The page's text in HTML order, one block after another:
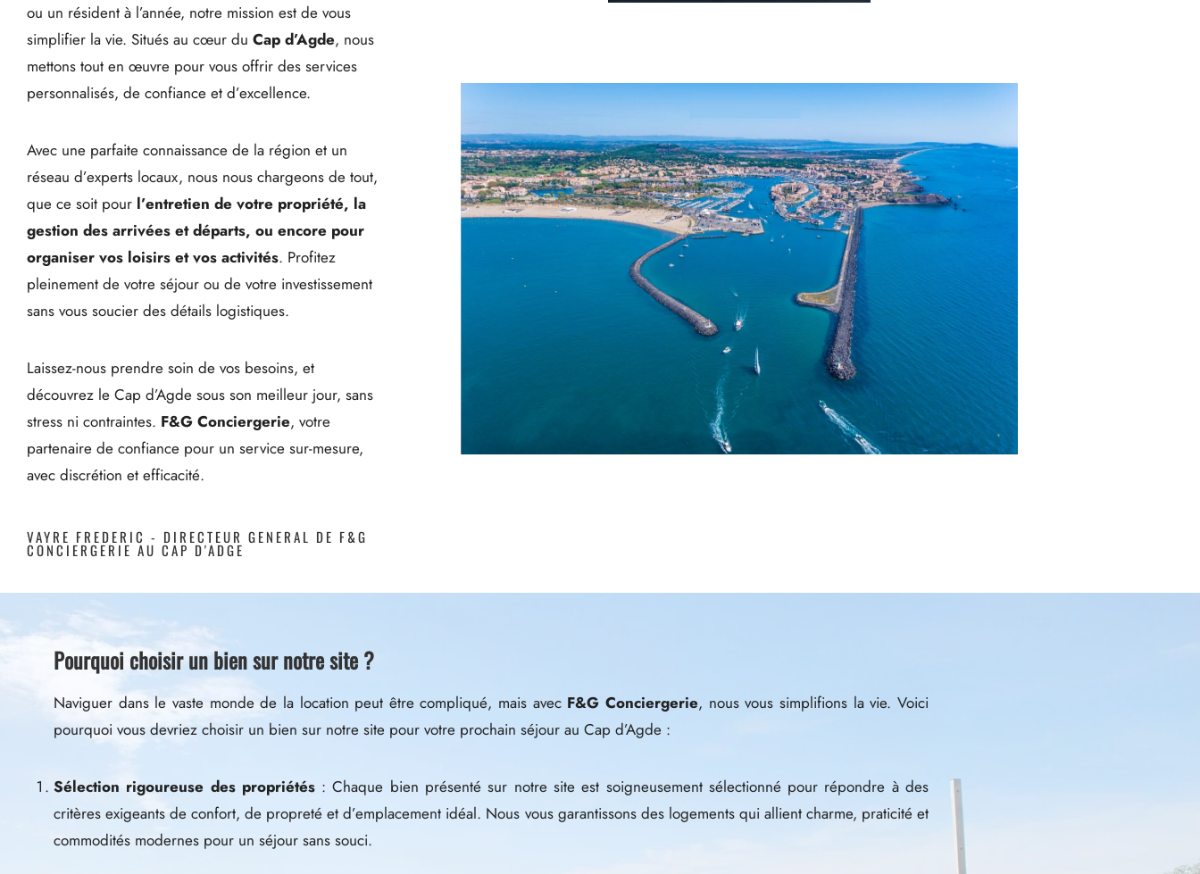
ou un résident à l’année, notre mission est de vous
simplifier la vie. Situés au cœur du Cap d’Agde, nous
mettons tout en œuvre pour vous offrir des services
personnalisés, de confiance et d’excellence.
Avec une parfaite connaissance de la région et un
réseau d’experts locaux, nous nous chargeons de tout,
que ce soit pour l’entretien de votre propriété, la
gestion des arrivées et départs, ou encore pour
organiser vos loisirs et vos activités. Profitez
pleinement de votre séjour ou de votre investissement
sans vous soucier des détails logistiques.
Laissez-nous prendre soin de vos besoins, et
découvrez le Cap d’Agde sous son meilleur jour, sans
stress ni contraintes. F&G Conciergerie, votre
partenaire de confiance pour un service sur-mesure,
avec discrétion et efficacité.
VAYRE FREDERIC - DIRECTEUR GENERAL DE F&G
CONCIERGERIE AU CAP D'ADGE
Pourquoi choisir un bien sur notre site ?
Naviguer dans le vaste monde de la location peut être compliqué, mais avec F&G Conciergerie, nous vous simplifions la vie. Voici
pourquoi vous devriez choisir un bien sur notre site pour votre prochain séjour au Cap d’Agde :
Sélection rigoureuse des propriétés: Chaque bien présenté sur notre site est soigneusement sélectionné pour répondre à des
critères exigeants de confort, de propreté et d’emplacement idéal. Nous vous garantissons des logements qui allient charme, praticité et
commodités modernes pour un séjour sans souci.